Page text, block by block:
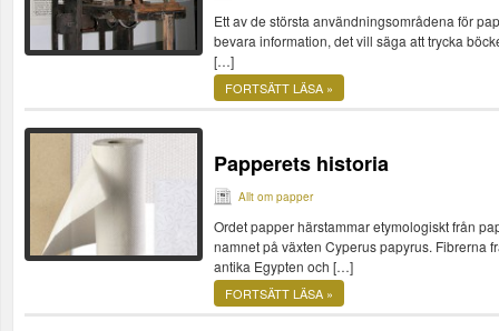
Ett av de största användningsområdena för
bevara information, det vill säga att trycka
[…]
FORTSÄTT LÄSA »
Papperets historia
Allt om papper
Ordet papper härstammar etymologiskt från
namnet på växten Cyperus papyrus. Fibrerna
antika Egypten och […]
FORTSÄTT LÄSA »